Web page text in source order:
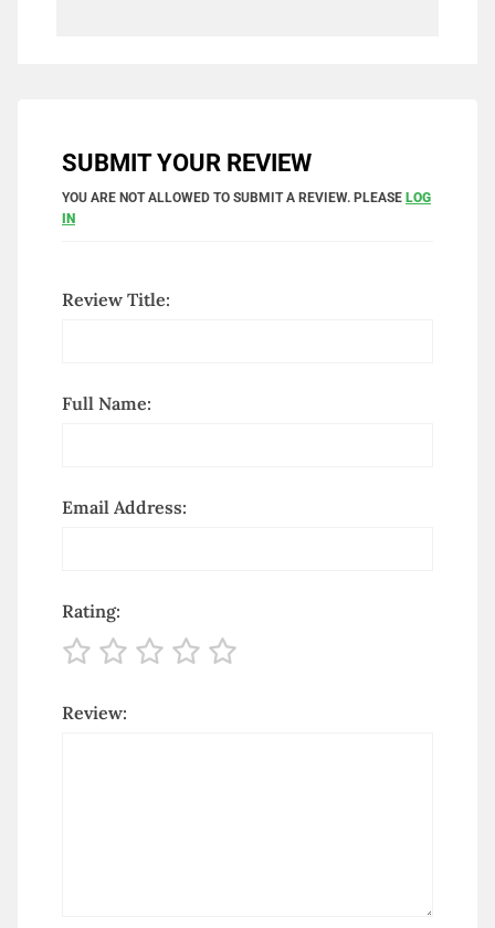
SUBMIT YOUR REVIEW
YOU ARE NOT ALLOWED TO SUBMIT A REVIEW. PLEASE LOG
IN
Review Title:
Full Name:
Email Address:
Rating:
Review: